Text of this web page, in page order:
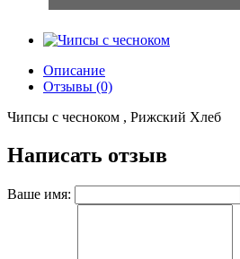
Описание
Отзывы (0)
Чипсы с чесноком , Рижский Хлеб
Написать отзыв
Ваше имя: